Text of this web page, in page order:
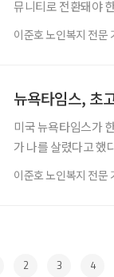
뮤니티로 전환돼야
발전시키기 위해서
이준호 노인복지 전문
뉴욕타임스, 초
미국 뉴욕타임스가
가 나를 살렸다고 했
지방자치단체와 의
는 사례를 소개했
이준호 노인복지 전문
2 3 4